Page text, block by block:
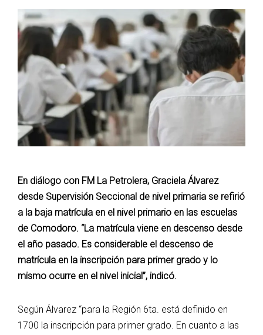
En diálogo con FM La Petrolera, Graciela Álvarez
desde Supervisión Seccional de nivel primaria se refirió
a la baja matrícula en el nivel primario en las escuelas
de Comodoro. “La matrícula viene en descenso desde
el año pasado. Es considerable el descenso de
matrícula en la inscripción para primer grado y lo
mismo ocurre en el nivel inicial”, indicó.
Según Álvarez “para la Región 6ta. está definido en
1700 la inscripción para primer grado. En cuanto a las